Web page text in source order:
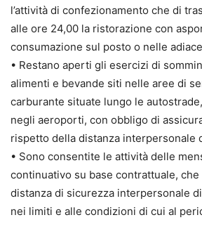
l’attività di confezionamento che di
alle ore 24,00 la ristorazione con
consumazione sul posto o nelle
• Restano aperti gli esercizi di
alimenti e bevande siti nelle aree di
carburante situate lungo le
negli aeroporti, con obbligo di
rispetto della distanza interpersonale
• Sono consentite le attività delle
continuativo su base contrattuale,
distanza di sicurezza interpersonale
nei limiti e alle condizioni di cui al